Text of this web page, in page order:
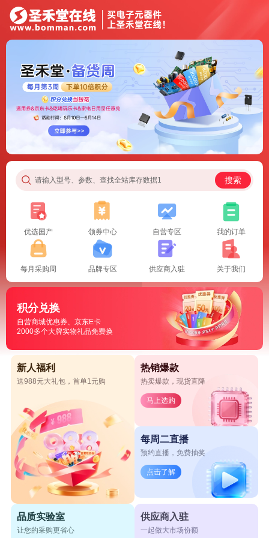
请输入型号、参数、查找全站库存数据1 搜索
优选国产 领券中心 自营专区 我的订单
每月采购周 品牌专区 供应商入驻 关于我们
积分兑换
自营商城优惠券、京东E卡
2000多个大牌实物礼品免费换
新人福利
送988元大礼包，首单1元购
热销爆款
热卖爆款，现货直降
马上选购
每周二直播
预约直播，免费抽奖
点击了解
品质实验室
让您的采购更省心
供应商入驻
一起做大市场份额